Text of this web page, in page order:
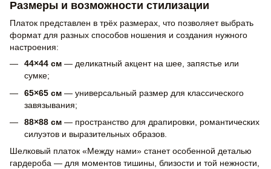
Размеры и возможности стилизации
Платок представлен в трёх размерах, что позволяет выбрать
формат для разных способов ношения и создания нужного
настроения:
44×44 см — деликатный акцент на шее, запястье или
сумке;
65×65 см — универсальный размер для классического
завязывания;
88×88 см — пространство для драпировки, романтических
силуэтов и выразительных образов.
Шелковый платок «Между нами» станет особенной деталью
гардероба — для моментов тишины, близости и той нежности,